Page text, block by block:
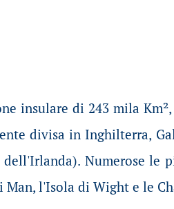
insulare di 243 mila
divisa in Inghilterra,
Numerose le
l'Isola di Wight e le